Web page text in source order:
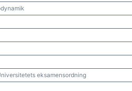
eksamensordning